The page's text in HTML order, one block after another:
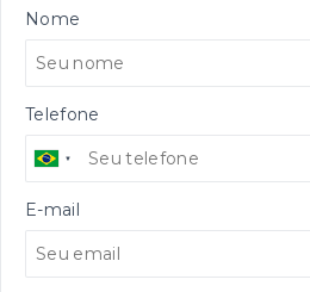
Nome
Telefone
E-mail